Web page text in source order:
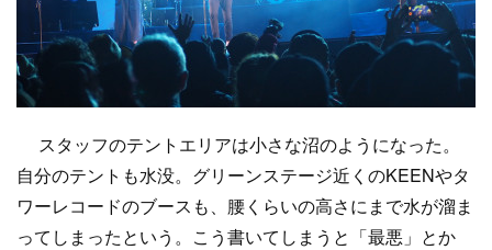
スタッフのテントエリアは小さな沼のようになった。
自分のテントも水没。グリーンステージ近くのKEENやタ
ワーレコードのブースも、腰くらいの高さにまで水が溜ま
ってしまったという。こう書いてしまうと「最悪」とか